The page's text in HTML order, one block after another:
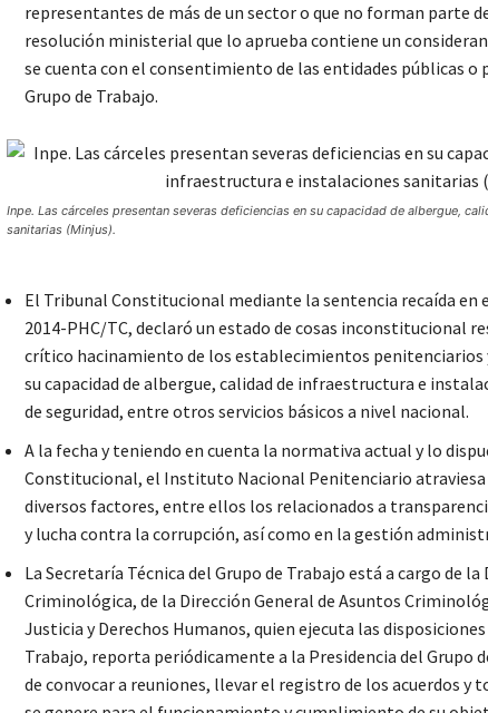
representantes de más de un sector o que no forman parte
resolución ministerial que lo aprueba contiene un
se cuenta con el consentimiento de las entidades públicas o
Grupo de Trabajo.
Inpe. Las cárceles presentan severas deficiencias en su capacidad de albergue,
sanitarias (Minjus).
El Tribunal Constitucional mediante la sentencia recaída en
2014-PHC/TC, declaró un estado de cosas inconstitucional
crítico hacinamiento de los establecimientos penitenciarios
su capacidad de albergue, calidad de infraestructura e
de seguridad, entre otros servicios básicos a nivel nacional.
A la fecha y teniendo en cuenta la normativa actual y lo
Constitucional, el Instituto Nacional Penitenciario atraviesa
diversos factores, entre ellos los relacionados a
y lucha contra la corrupción, así como en la gestión
La Secretaría Técnica del Grupo de Trabajo está a cargo de
Criminológica, de la Dirección General de Asuntos
Justicia y Derechos Humanos, quien ejecuta las disposiciones
Trabajo, reporta periódicamente a la Presidencia del Grupo
de convocar a reuniones, llevar el registro de los acuerdos y